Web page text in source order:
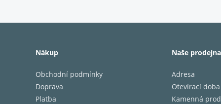
Onkyo
řady
Nákup
Obchodní podmínky
Doprava
Platba
Naše prodejna
Adresa
Otevírací doba
Kamenná